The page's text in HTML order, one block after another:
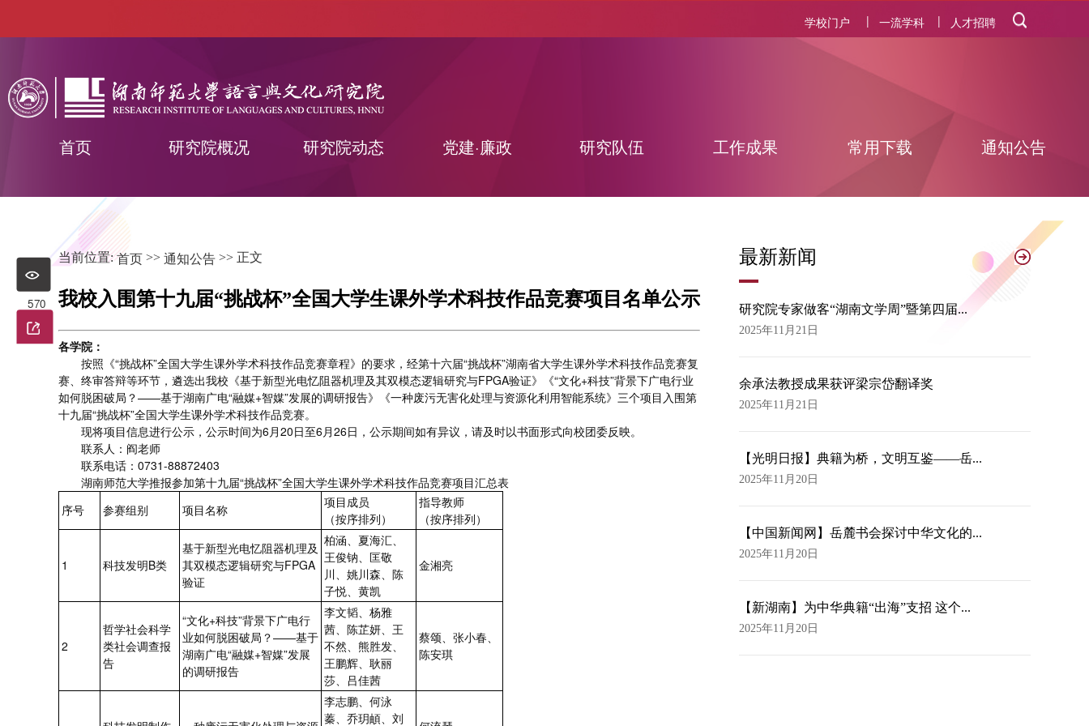
学校门户 | 一流学科 | 人才招聘
首页 研究院概况 研究院动态 党建·廉政 研究队伍 工作成果 常用下载 通知公告
当前位置:首页 >> 通知公告 >> 正文
570 我校入围第十九届“挑战杯”全国大学生课外学术科技作品竞赛项目名单公示
各学院：
按照《“挑战杯”全国大学生课外学术科技作品竞赛章程》的要求，经第十六届“挑战杯”湖南省大学生课外学术科技作品竞赛复
赛、终审答辩等环节，遴选出我校《基于新型光电忆阻器机理及其双模态逻辑研究与FPGA验证》《“文化+科技”背景下广电行业
如何脱困破局？——基于湖南广电“融媒+智媒”发展的调研报告》《一种废污无害化处理与资源化利用智能系统》三个项目入围第
十九届“挑战杯”全国大学生课外学术科技作品竞赛。
现将项目信息进行公示，公示时间为6月20日至6月26日，公示期间如有异议，请及时以书面形式向校团委反映。
联系人：阎老师
联系电话：0731-88872403
湖南师范大学推报参加第十九届“挑战杯”全国大学生课外学术科技作品竞赛项目汇总表
序号
参赛组别 项目名称
项目成员
（按序排列）
指导教师
（按序排列）
1 科技发明B类
基于新型光电忆阻器机理及
其双模态逻辑研究与FPGA
验证
柏涵、夏海汇、
王俊钠、匡敬
川、姚川森、陈
子悦、黄凯
金湘亮
2
哲学社会科学
类社会调查报
告
“文化+科技”背景下广电行
业如何脱困破局？——基于
湖南广电“融媒+智媒”发展
的调研报告
李文韬、杨雅
茜、陈芷妍、王
不然、熊胜发、
王鹏辉、耿丽
莎、吕佳茜
蔡颂、张小春、
陈安琪
李志鹏、何泳
蓁、乔玥頔、刘
最新新闻
研究院专家做客“湖南文学周”暨第四届...
2025年11月21日
余承法教授成果获评梁宗岱翻译奖
2025年11月21日
【光明日报】典籍为桥，文明互鉴——岳...
2025年11月20日
【中国新闻网】岳麓书会探讨中华文化的...
2025年11月20日
【新湖南】为中华典籍“出海”支招 这个...
2025年11月20日